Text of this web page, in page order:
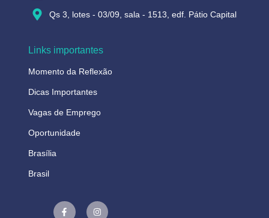
Qs 3, lotes - 03/09, sala - 1513, edf. Pátio Capital
Links importantes
Momento da Reflexão
Dicas Importantes
Vagas de Emprego
Oportunidade
Brasília
Brasil